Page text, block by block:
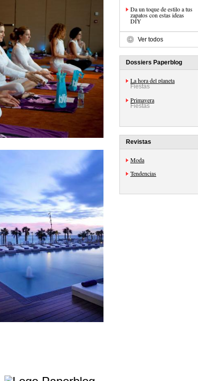
Da un toque de estilo a tus
zapatos con estas ideas
DIY
Ver todos
Dossiers Paperblog
La hora del planeta
Fiestas
Primavera
Fiestas
Revistas
Moda
Tendencias